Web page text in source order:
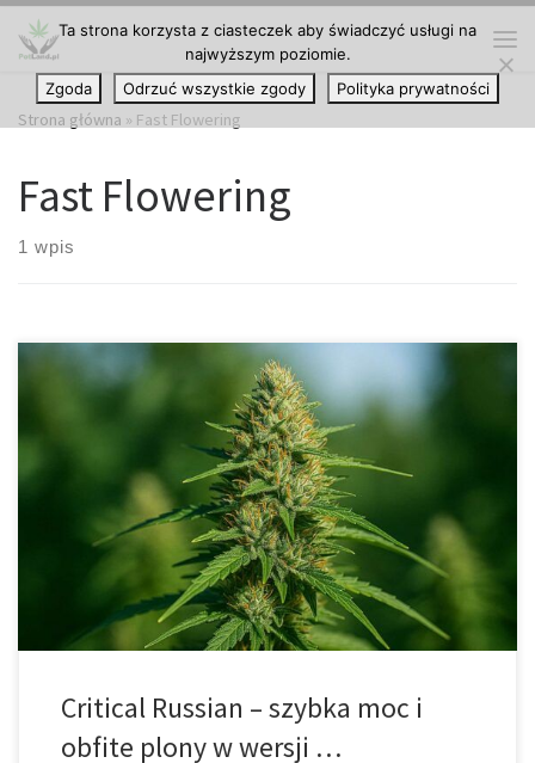
Przejdź do treści
Strona główna » Fast Flowering
Fast Flowering
1 wpis
Critical Russian Feminizowane to jedna z najpopularniejszych
odmian feminizowanych dostępnych w ofercie AKSeeds. To
wyjątkowa hybryda o przewadze Indica, powstała z połączenia
genetyki Ruderalis × White Russian × Critical. Roślina łączy w sobie
moc, wydajność i odporność, dzięki czemu idealnie […]
Critical Russian – szybka moc i
obfite plony w wersji …
Ta strona korzysta z ciasteczek aby świadczyć usługi na
najwyższym poziomie.
Zgoda
Odrzuć wszystkie zgody Polityka prywatności